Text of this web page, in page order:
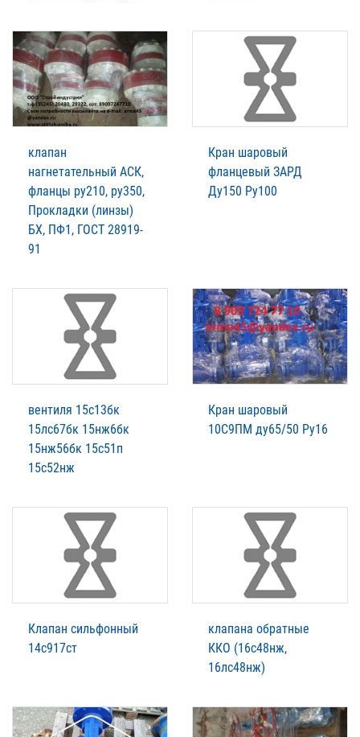
клапан
нагнетательный АСК,
фланцы ру210, ру350,
Прокладки (линзы)
БХ, ПФ1, ГОСТ 28919-
91
Кран шаровый
фланцевый ЗАРД
Ду150 Ру100
вентиля 15с13бк
15лс67бк 15нж6бк
15нж56бк 15с51п
15с52нж
Кран шаровый
10С9ПМ ду65/50 Ру16
Клапан сильфонный
14с917ст
клапана обратные
ККО (16с48нж,
16лс48нж)